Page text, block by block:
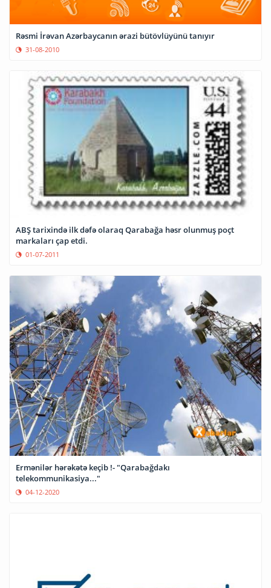
Rəsmi İrəvan Azərbayсanın ərazi bütövlüyünü tanıyır
31-08-2010
ABŞ tarixində ilk dəfə olaraq Qarabağa həsr olunmuş poçt
markaları çap etdi.
01-07-2011
Ermənilər hərəkətə keçib !- "Qarabağdakı
telekommunikasiya..."
04-12-2020